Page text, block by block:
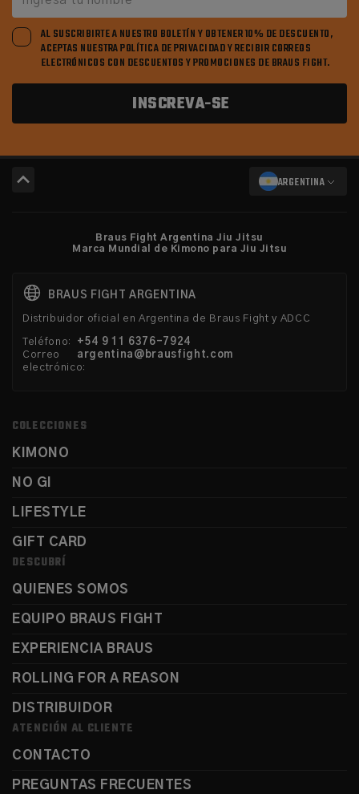
AL SUSCRIBIRTE A NUESTRO BOLETÍN Y OBTENER 10% DE DESCUENTO,
ACEPTAS NUESTRA POLÍTICA DE PRIVACIDAD Y RECIBIR CORREOS
ELECTRÓNICOS CON DESCUENTOS Y PROMOCIONES DE BRAUS FIGHT.
INSCREVA-SE
Braus Fight Argentina Jiu Jitsu
Marca Mundial de Kimono para Jiu Jitsu
BRAUS FIGHT ARGENTINA
Distribuidor oficial en Argentina de Braus Fight y ADCC
Teléfono:
+54 9 11 6376-7924‬
Correo
electrónico:
argentina@brausfight.com
ARGENTINA
COLECCIONES
KIMONO
NO GI
LIFESTYLE
GIFT CARD
DESCUBRÍ
QUIENES SOMOS
EQUIPO BRAUS FIGHT
EXPERIENCIA BRAUS
ROLLING FOR A REASON
DISTRIBUIDOR
ATENCIÓN AL CLIENTE
CONTACTO
PREGUNTAS FRECUENTES